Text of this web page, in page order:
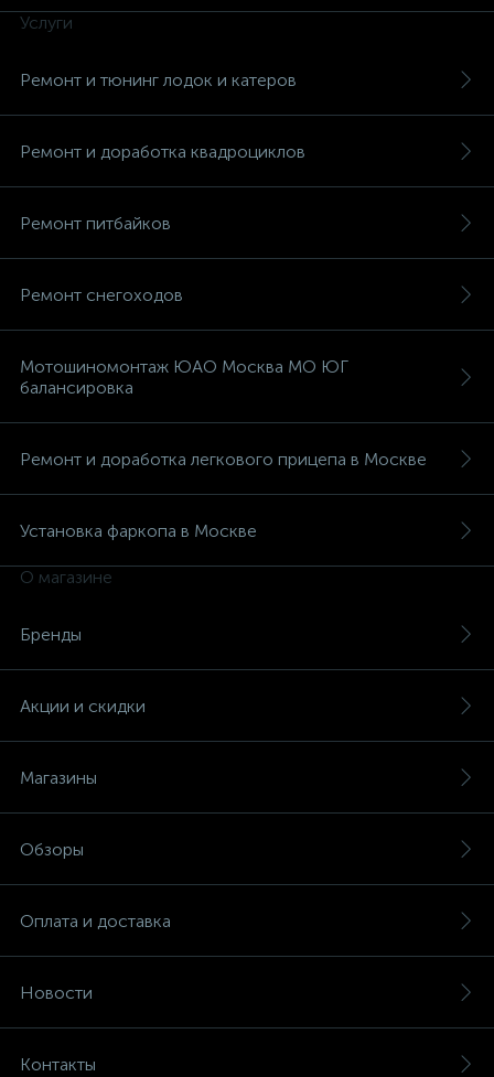
Услуги
Ремонт и тюнинг лодок и катеров
Ремонт и доработка квадроциклов
Ремонт питбайков
Ремонт снегоходов
Мотошиномонтаж ЮАО Москва МО ЮГ
балансировка
Ремонт и доработка легкового прицепа в Москве
Установка фаркопа в Москве
О магазине
Бренды
Акции и скидки
Магазины
Обзоры
Оплата и доставка
Новости
Контакты